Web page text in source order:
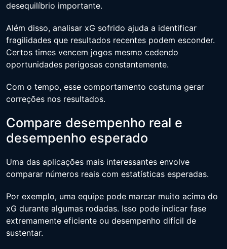
desequilíbrio importante.
Além disso, analisar xG sofrido ajuda a identificar
fragilidades que resultados recentes podem esconder.
Certos times vencem jogos mesmo cedendo
oportunidades perigosas constantemente.
Com o tempo, esse comportamento costuma gerar
correções nos resultados.
Compare desempenho real e
desempenho esperado
Uma das aplicações mais interessantes envolve
comparar números reais com estatísticas esperadas.
Por exemplo, uma equipe pode marcar muito acima do
xG durante algumas rodadas. Isso pode indicar fase
extremamente eficiente ou desempenho difícil de
sustentar.